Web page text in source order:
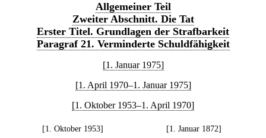
Allgemeiner Teil
Zweiter Abschnitt. Die Tat
Erster Titel. Grundlagen der Strafbarkeit
Paragraf 21. Verminderte Schuldfähigkeit
[1. Januar 1975]
[1. April 1970–1. Januar 1975]
[1. Oktober 1953–1. April 1970]
[1. Oktober 1953]
[1. Januar 1872]